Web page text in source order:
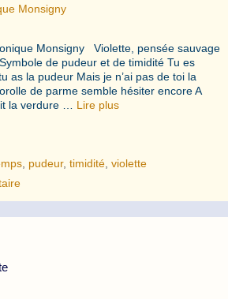
Monsigny
Monsigny Violette, pensée sauvage
de pudeur et de timidité Tu es
as la pudeur Mais je n’ai pas de toi la
de parme semble hésiter encore A
la verdure … Lire plus
pudeur,timidité ,violette